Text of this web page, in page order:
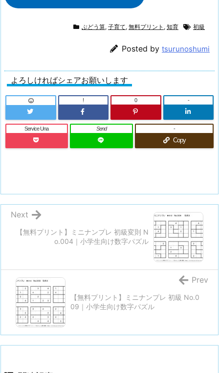
ぶどう算, 子育て, 無料プリント , 知育 初級
Posted by tsurunoshumi
よろしければシェアお願いします
! 0 -
Service Una Send
Copy
-
【無料プリント】ミニナンプレ 初級変則 N
o.004｜小学生向け数字パズル
Next
【無料プリント】ミニナンプレ 初級 No.0
09｜小学生向け数字パズル
Prev